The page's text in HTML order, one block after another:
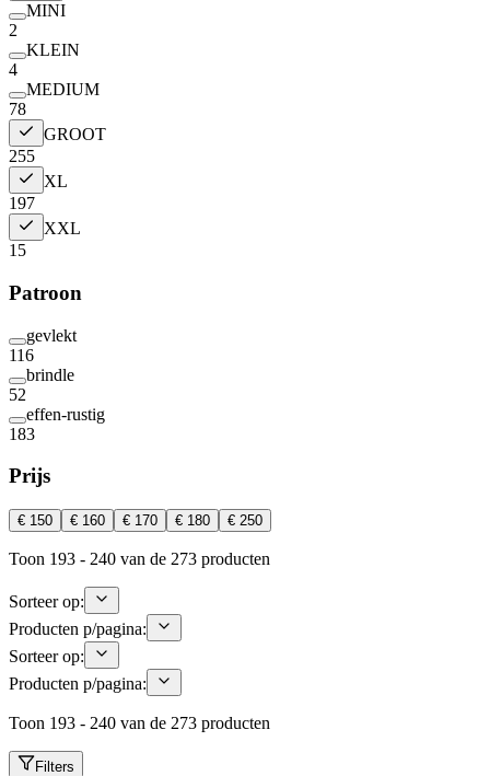
MINI
2
KLEIN
4
MEDIUM
78
GROOT
255
XL
197
XXL
15
Patroon
gevlekt
116
brindle
52
effen-rustig
183
Prijs
€ 150 € 160 € 170 € 180 € 250
Toon 193 - 240 van de 273 producten
Sorteer op:
Producten p/pagina:
Sorteer op:
Producten p/pagina:
Toon 193 - 240 van de 273 producten
Filters